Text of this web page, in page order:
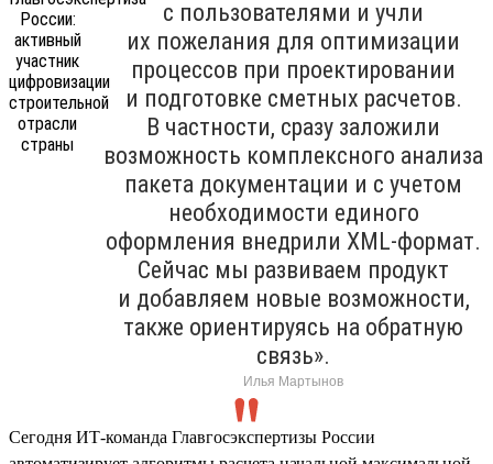
с пользователями и учли
их пожелания для оптимизации
процессов при проектировании
и подготовке сметных расчетов.
В частности, сразу заложили
возможность комплексного анализа
пакета документации и с учетом
необходимости единого
оформления внедрили XML-формат.
Сейчас мы развиваем продукт
и добавляем новые возможности,
также ориентируясь на обратную
связь».
Илья Мартынов
Сегодня ИТ-команда Главгосэкспертизы России